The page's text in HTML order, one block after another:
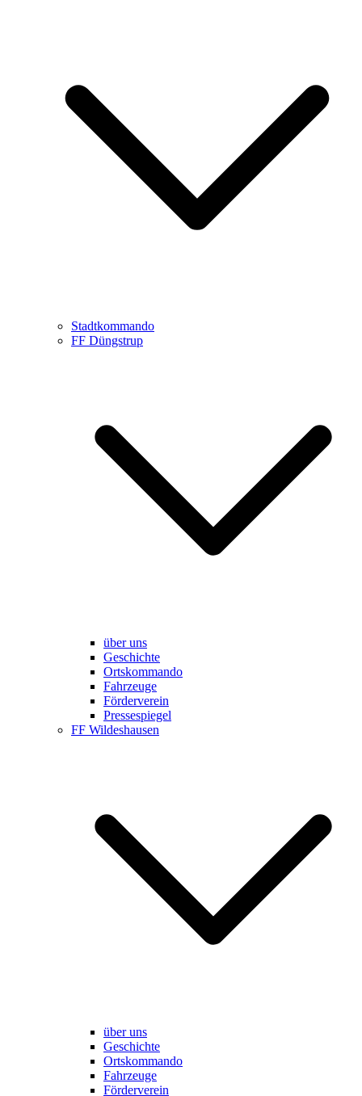
Stadtkommando
FF Düngstrup
über uns
Geschichte
Ortskommando
Fahrzeuge
Förderverein
Pressespiegel
FF Wildeshausen
über uns
Geschichte
Ortskommando
Fahrzeuge
Förderverein